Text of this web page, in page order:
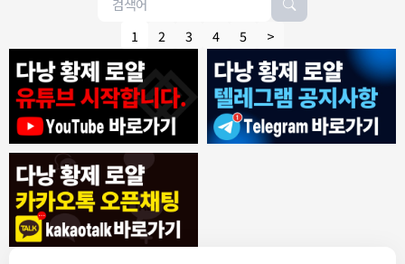
7/30/2026
1 ROY:에코걸은 파면 팔수록 괴담만..
1 ROY:제 지인이 예약 후
1 ROY:갑자기 연락이 끊겨 당황했다네요
1 동동이:오늘 무슨 날인가요
1 동동이:군인들이 뭐 하는데 다낭에서
1 1000억 대표:축제 하던디요
8/4/2026
1 2 3 4 5 >